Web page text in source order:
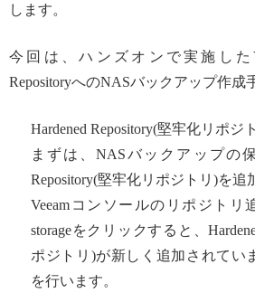
します。
今回は、ハンズオンで実施した
RepositoryへのNASバックアップ作成
Hardened Repository(堅牢化リポジ
まずは、NASバックアップの
Repository(堅牢化リポジトリ)を追
Veeamコンソールのリポジトリ
storageをクリックすると、
ポジトリ)が新しく追加されてい
を行います。